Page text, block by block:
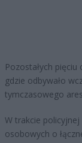
Pozostałych
gdzie odbywało
tymczasowego
W trakcie
osobowych o